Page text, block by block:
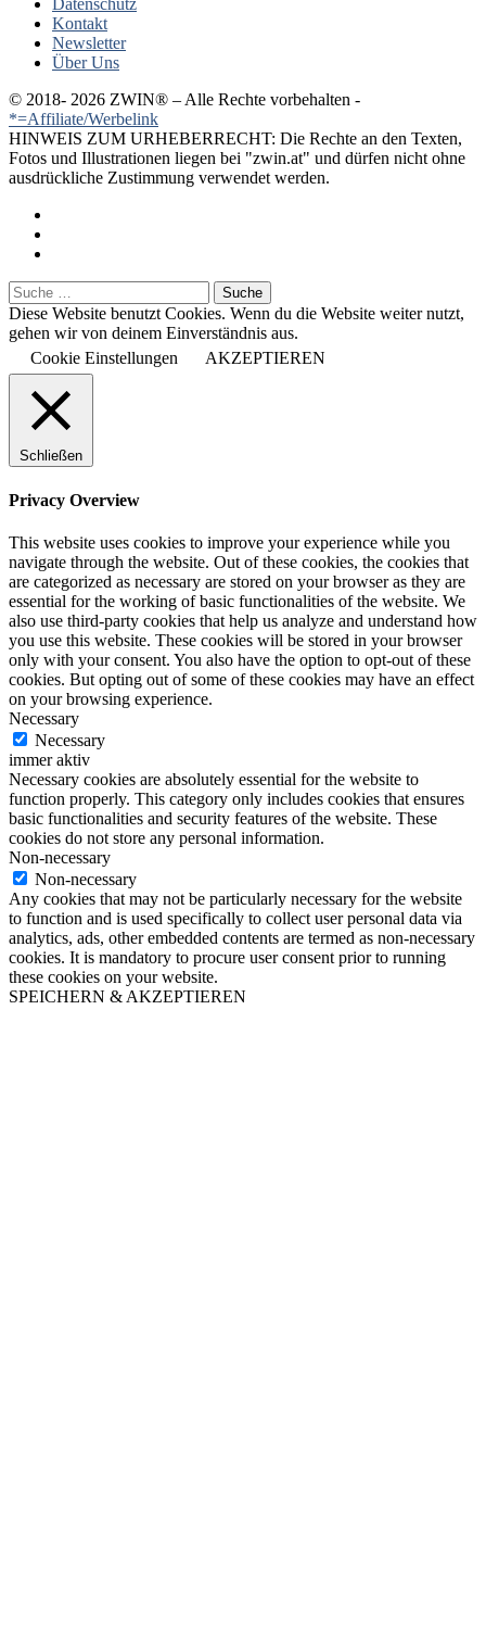
Datenschutz
Kontakt
Newsletter
Über Uns
© 2018- 2026 ZWIN®️ – Alle Rechte vorbehalten -
*=Affiliate/Werbelink
HINWEIS ZUM URHEBERRECHT: Die Rechte an den Texten,
Fotos und Illustrationen liegen bei "zwin.at" und dürfen nicht ohne
ausdrückliche Zustimmung verwendet werden.
Diese Website benutzt Cookies. Wenn du die Website weiter nutzt,
gehen wir von deinem Einverständnis aus.
Cookie Einstellungen
AKZEPTIEREN
Schließen
Privacy Overview
This website uses cookies to improve your experience while you
navigate through the website. Out of these cookies, the cookies that
are categorized as necessary are stored on your browser as they are
essential for the working of basic functionalities of the website. We
also use third-party cookies that help us analyze and understand how
you use this website. These cookies will be stored in your browser
only with your consent. You also have the option to opt-out of these
cookies. But opting out of some of these cookies may have an effect
on your browsing experience.
Necessary
Necessary
immer aktiv
Necessary cookies are absolutely essential for the website to
function properly. This category only includes cookies that ensures
basic functionalities and security features of the website. These
cookies do not store any personal information.
Non-necessary
Non-necessary
Any cookies that may not be particularly necessary for the website
to function and is used specifically to collect user personal data via
analytics, ads, other embedded contents are termed as non-necessary
cookies. It is mandatory to procure user consent prior to running
these cookies on your website.
SPEICHERN & AKZEPTIEREN